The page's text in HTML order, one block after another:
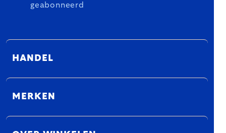
geabonneerd
HANDEL
MERKEN